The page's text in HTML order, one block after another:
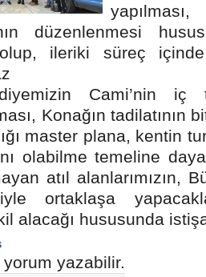
düzenlenmesi
ileriki süreç
Cami’nin iç
Konağın tadilatının
master plana, kentin
olabilme temeline
atıl alanlarımızın,
ortaklaşa
alacağı hususunda
yorum yazabilir.